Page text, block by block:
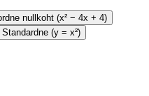
nullkoht (x² − 4x + 4)
Standardne (y = x²)